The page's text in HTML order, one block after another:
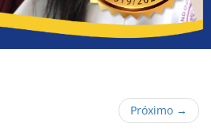
Próximo →